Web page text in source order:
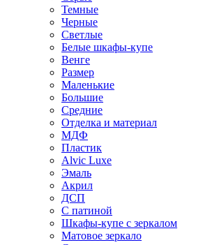
Темные
Черные
Светлые
Белые шкафы-купе
Венге
Размер
Маленькие
Большие
Средние
Отделка и материал
МДФ
Пластик
Alvic Luxe
Эмаль
Акрил
ДСП
С патиной
Шкафы-купе с зеркалом
Матовое зеркало